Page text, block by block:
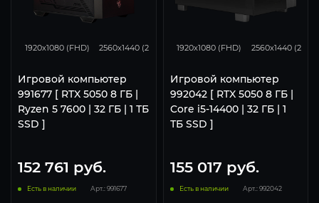
1920x1080 (FHD) 2560x1440 (2K) 3840x2160 (4K)
Игровой компьютер
991677 [ RTX 5050 8 ГБ |
Ryzen 5 7600 | 32 ГБ | 1 ТБ
SSD ]
152 761 руб.
Есть в наличии Арт.: 991677
1920x1080 (FHD) 2560x1440 (2K)
Игровой компьютер
992042 [ RTX 5050 8 ГБ |
Core i5-14400 | 32 ГБ | 1
ТБ SSD ]
155 017 руб.
Есть в наличии Арт.: 992042